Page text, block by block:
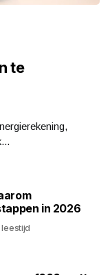
te
in 2026
leestijd